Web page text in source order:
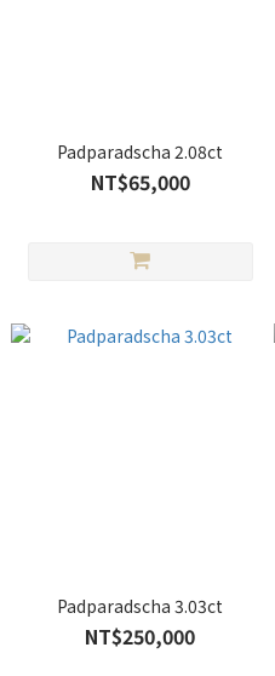
Padparadscha 2.08ct
NT$65,000
Padparadscha 3.03ct
NT$250,000